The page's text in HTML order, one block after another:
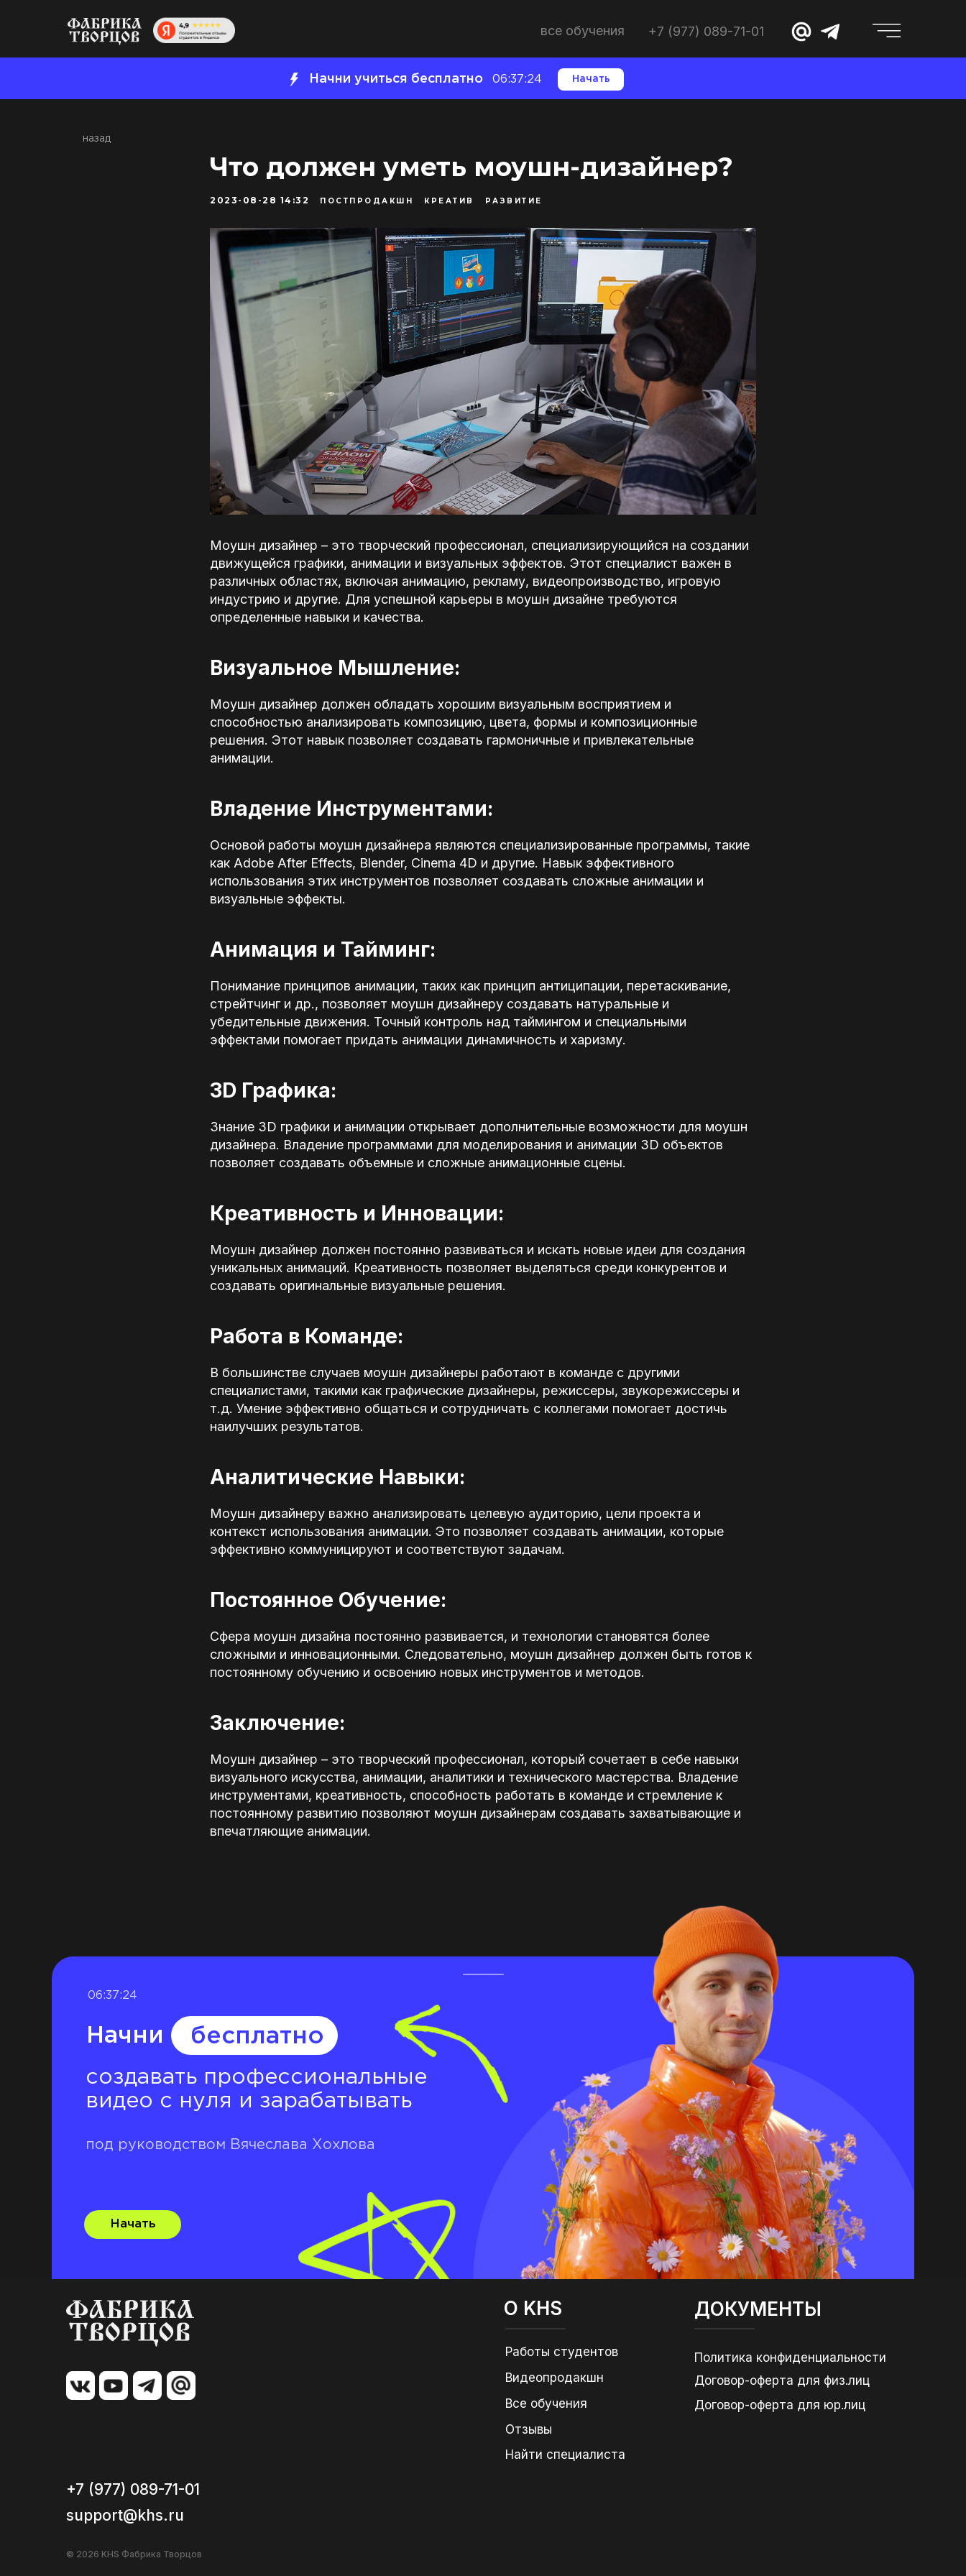
все обучения +7 (977) 089-71-01
06:37:23
Начни учиться бесплатно Начать
назад
Что должен уметь моушн-дизайнер?
2023-08-28 14:32 ПОСТПРОДАКШН КРЕАТИВ РАЗВИТИЕ
Моушн дизайнер – это творческий профессионал, специализирующийся на создании
движущейся графики, анимации и визуальных эффектов. Этот специалист важен в
различных областях, включая анимацию, рекламу, видеопроизводство, игровую
индустрию и другие. Для успешной карьеры в моушн дизайне требуются
определенные навыки и качества.
Визуальное Мышление:
Моушн дизайнер должен обладать хорошим визуальным восприятием и
способностью анализировать композицию, цвета, формы и композиционные
решения. Этот навык позволяет создавать гармоничные и привлекательные
анимации.
Владение Инструментами:
Основой работы моушн дизайнера являются специализированные программы, такие
как Adobe After Effects, Blender, Cinema 4D и другие. Навык эффективного
использования этих инструментов позволяет создавать сложные анимации и
визуальные эффекты.
Анимация и Тайминг:
Понимание принципов анимации, таких как принцип антиципации, перетаскивание,
стрейтчинг и др., позволяет моушн дизайнеру создавать натуральные и
убедительные движения. Точный контроль над таймингом и специальными
эффектами помогает придать анимации динамичность и харизму.
3D Графика:
Знание 3D графики и анимации открывает дополнительные возможности для моушн
дизайнера. Владение программами для моделирования и анимации 3D объектов
позволяет создавать объемные и сложные анимационные сцены.
Креативность и Инновации:
Моушн дизайнер должен постоянно развиваться и искать новые идеи для создания
уникальных анимаций. Креативность позволяет выделяться среди конкурентов и
создавать оригинальные визуальные решения.
Работа в Команде:
В большинстве случаев моушн дизайнеры работают в команде с другими
специалистами, такими как графические дизайнеры, режиссеры, звукорежиссеры и
т.д. Умение эффективно общаться и сотрудничать с коллегами помогает достичь
наилучших результатов.
Аналитические Навыки:
Моушн дизайнеру важно анализировать целевую аудиторию, цели проекта и
контекст использования анимации. Это позволяет создавать анимации, которые
эффективно коммуницируют и соответствуют задачам.
Постоянное Обучение:
Сфера моушн дизайна постоянно развивается, и технологии становятся более
сложными и инновационными. Следовательно, моушн дизайнер должен быть готов к
постоянному обучению и освоению новых инструментов и методов.
Заключение:
Моушн дизайнер – это творческий профессионал, который сочетает в себе навыки
визуального искусства, анимации, аналитики и технического мастерства. Владение
инструментами, креативность, способность работать в команде и стремление к
постоянному развитию позволяют моушн дизайнерам создавать захватывающие и
впечатляющие анимации.
под руководством Вячеслава Хохлова
создавать профессиональные
видео с нуля и зарабатывать
Начни бесплатно
06:37:23
Начать
© 2026 KHS Фабрика Творцов
support@khs.ru
Договор-оферта для юр.лиц
Договор-оферта для физ.лиц
Политика конфиденциальности
ДОКУМЕНТЫ
Найти специалиста
Отзывы
Все обучения
Работы студентов
Видеопродакшн
О KHS
+7 (977) 089-71-01